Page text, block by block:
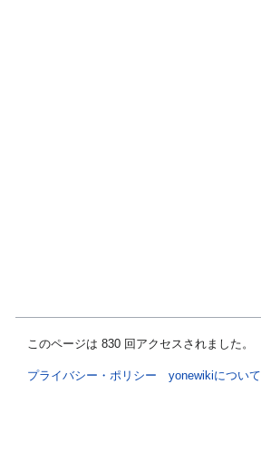
このページは 830 回アクセスされました。
プライバシー・ポリシー yonewikiについて